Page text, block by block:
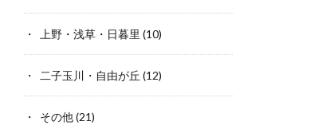
上野・浅草・日暮里 (10)
二子玉川・自由が丘 (12)
その他(21)